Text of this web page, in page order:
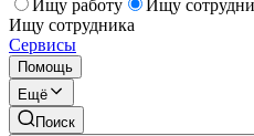
Ищу работу
Ищу
Ищу сотрудника
Сервисы
Помощь
Ещё
Поиск